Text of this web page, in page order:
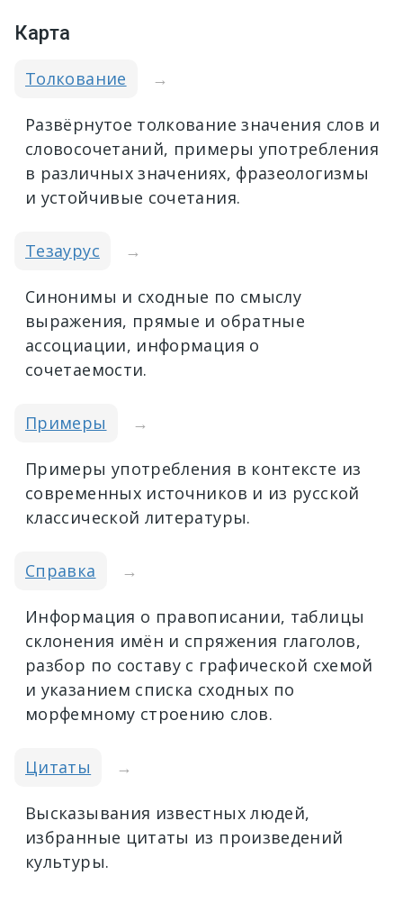
Карта
Толкование →
Развёрнутое толкование значения слов и
словосочетаний, примеры употребления
в различных значениях, фразеологизмы
и устойчивые сочетания.
Тезаурус →
Синонимы и сходные по смыслу
выражения, прямые и обратные
ассоциации, информация о
сочетаемости.
Примеры →
Примеры употребления в контексте из
современных источников и из русской
классической литературы.
Справка →
Информация о правописании, таблицы
склонения имён и спряжения глаголов,
разбор по составу с графической схемой
и указанием списка сходных по
морфемному строению слов.
Цитаты →
Высказывания известных людей,
избранные цитаты из произведений
культуры.